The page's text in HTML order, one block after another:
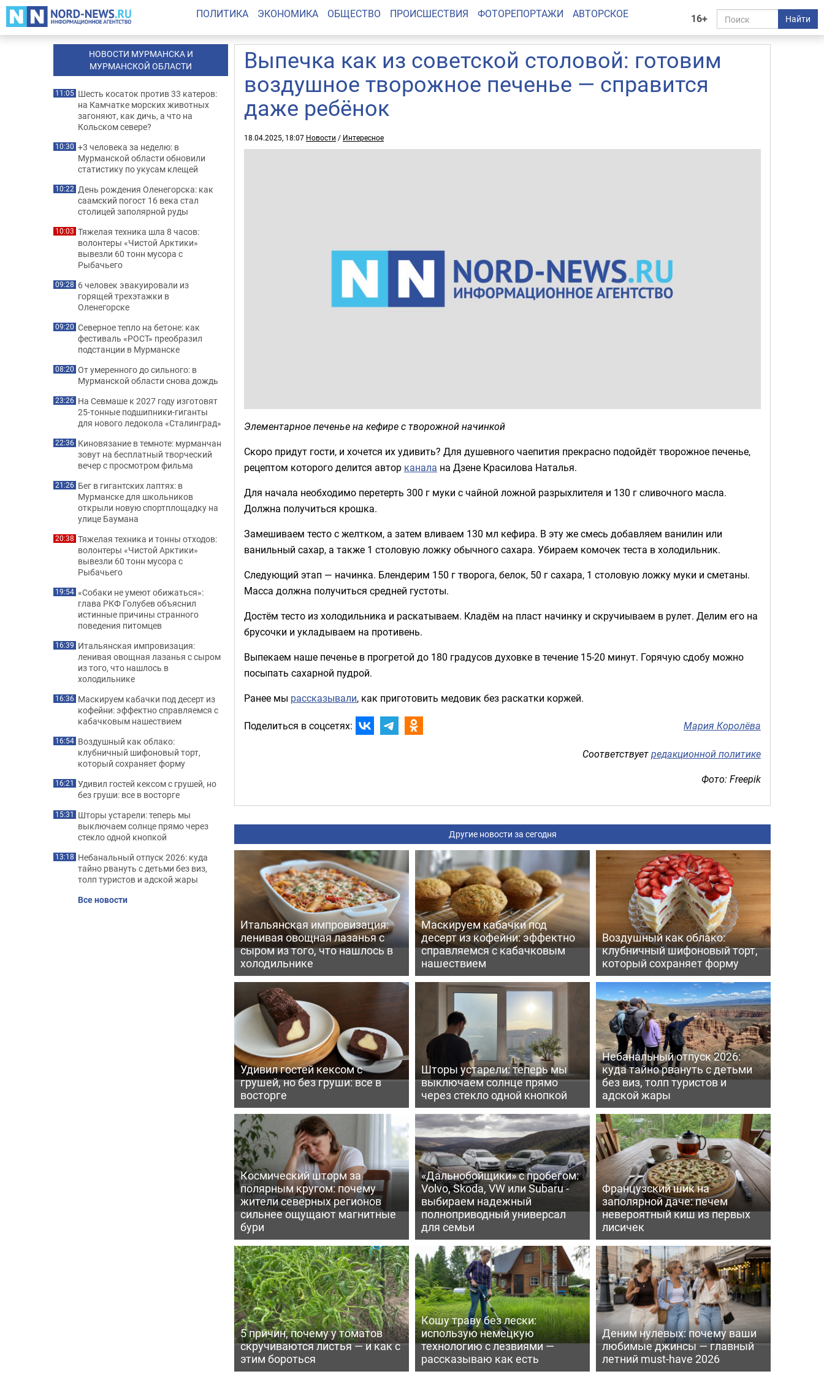
16+ Найти
ПОЛИТИКА ЭКОНОМИКА ОБЩЕСТВО ПРОИСШЕСТВИЯ ФОТОРЕПОРТАЖИ АВТОРСКОЕ
Выпечка как из советской столовой: готовим
воздушное творожное печенье — справится
даже ребёнок
18.04.2025, 18:07 Новости / Интересное
Элементарное печенье на кефире с творожной начинкой
Скоро придут гости, и хочется их удивить? Для душевного чаепития прекрасно подойдёт творожное печенье,
рецептом которого делится автор канала на Дзене Красилова Наталья.
Для начала необходимо перетерть 300 г муки с чайной ложной разрыхлителя и 130 г сливочного масла.
Должна получиться крошка.
Замешиваем тесто с желтком, а затем вливаем 130 мл кефира. В эту же смесь добавляем ванилин или
ванильный сахар, а также 1 столовую ложку обычного сахара. Убираем комочек теста в холодильник.
Следующий этап — начинка. Блендерим 150 г творога, белок, 50 г сахара, 1 столовую ложку муки и сметаны.
Масса должна получиться средней густоты.
Достём тесто из холодильника и раскатываем. Кладём на пласт начинку и скручиываем в рулет. Делим его на
брусочки и укладываем на противень.
Выпекаем наше печенье в прогретой до 180 градусов духовке в течение 15-20 минут. Горячую сдобу можно
посыпать сахарной пудрой.
Ранее мы рассказывали, как приготовить медовик без раскатки коржей.
Поделиться в соцсетях: Мария Королёва
Соответствуетредакционной политике
Фото: Freepik
Другие новости за сегодня
Итальянская импровизация:
ленивая овощная лазанья с
сыром из того, что нашлось в
холодильнике
Маскируем кабачки под
десерт из кофейни: эффектно
справляемся с кабачковым
нашествием
Воздушный как облако:
клубничный шифоновый торт,
который сохраняет форму
Удивил гостей кексом с
грушей, но без груши: все в
восторге
Шторы устарели: теперь мы
выключаем солнце прямо
через стекло одной кнопкой
Небанальный отпуск 2026:
куда тайно рвануть с детьми
без виз, толп туристов и
адской жары
Космический шторм за
полярным кругом: почему
жители северных регионов
сильнее ощущают магнитные
бури
«Дальнобойщики» с пробегом:
Volvo, Skoda, VW или Subaru -
выбираем надежный
полноприводный универсал
для семьи
Французский шик на
заполярной даче: печем
невероятный киш из первых
лисичек
5 причин, почему у томатов
скручиваются листья — и как с
этим бороться
Кошу траву без лески:
использую немецкую
технологию с лезвиями —
рассказываю как есть
Деним нулевых: почему ваши
любимые джинсы — главный
летний must-have 2026
НОВОСТИ МУРМАНСКА И
МУРМАНСКОЙ ОБЛАСТИ
11:05 Шесть косаток против 33 катеров:
на Камчатке морских животных
загоняют, как дичь, а что на
Кольском севере?
10:30 +3 человека за неделю: в
Мурманской области обновили
статистику по укусам клещей
10:22 День рождения Оленегорска: как
саамский погост 16 века стал
столицей заполярной руды
10:03 Тяжелая техника шла 8 часов:
волонтеры «Чистой Арктики»
вывезли 60 тонн мусора с
Рыбачьего
09:28 6 человек эвакуировали из
горящей трехэтажки в
Оленегорске
09:20 Северное тепло на бетоне: как
фестиваль «РОСТ» преобразил
подстанции в Мурманске
08:20 От умеренного до сильного: в
Мурманской области снова дождь
23:26 На Севмаше к 2027 году изготовят
25-тонные подшипники-гиганты
для нового ледокола «Сталинград»
22:36 Киновязание в темноте: мурманчан
зовут на бесплатный творческий
вечер с просмотром фильма
21:26 Бег в гигантских лаптях: в
Мурманске для школьников
открыли новую спортплощадку на
улице Баумана
20:38 Тяжелая техника и тонны отходов:
волонтеры «Чистой Арктики»
вывезли 60 тонн мусора с
Рыбачьего
19:54 «Собаки не умеют обижаться»:
глава РКФ Голубев объяснил
истинные причины странного
поведения питомцев
16:39 Итальянская импровизация:
ленивая овощная лазанья с сыром
из того, что нашлось в
холодильнике
16:36 Маскируем кабачки под десерт из
кофейни: эффектно справляемся с
кабачковым нашествием
16:54 Воздушный как облако:
клубничный шифоновый торт,
который сохраняет форму
16:21 Удивил гостей кексом с грушей, но
без груши: все в восторге
15:31 Шторы устарели: теперь мы
выключаем солнце прямо через
стекло одной кнопкой
13:18 Небанальный отпуск 2026: куда
тайно рвануть с детьми без виз,
толп туристов и адской жары
Все новости